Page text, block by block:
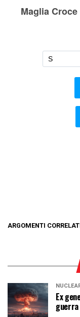
ARGOMENTI
Ex